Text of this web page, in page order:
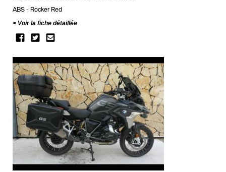
ABS
Rocker Red
Voir la fiche détaillée